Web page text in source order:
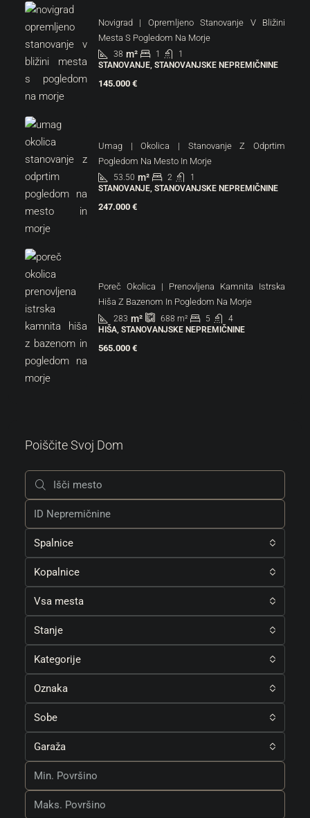
Novigrad | Opremljeno Stanovanje V Bližini
Mesta S Pogledom Na Morje
38 m² 1
1
STANOVANJE, STANOVANJSKE NEPREMIČNINE
145.000 €
Umag | Okolica | Stanovanje Z Odprtim
Pogledom Na Mesto In Morje
53.50 m² 2
1
STANOVANJE, STANOVANJSKE NEPREMIČNINE
247.000 €
Poreč Okolica | Prenovljena Kamnita Istrska
Hiša Z Bazenom In Pogledom Na Morje
283 m² 688 m² 5
4
HIŠA, STANOVANJSKE NEPREMIČNINE
565.000 €
Poiščite Svoj Dom
Spalnice
Kopalnice
Vsa mesta
Stanje
Kategorije
Oznaka
Sobe
Garaža